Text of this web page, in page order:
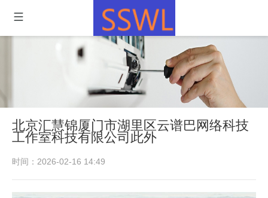
北京汇慧锦厦门市湖里区云谱巴网络科技
工作室科技有限公司此外
时间：2026-02-16 14:49